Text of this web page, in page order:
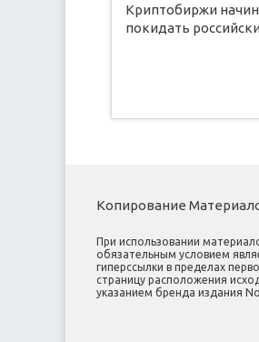
Криптобиржи
покидать
Копирование
При использовании
обязательным условием
гиперссылки в пределах
страницу расположения
указанием бренда издания